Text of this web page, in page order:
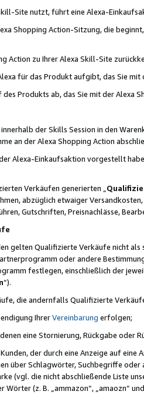
Site nutzt, führt eine Alexa-
Shopping Action-Sitzung, die
Action zu Ihrer Alexa Skill-Site
für das Produkt aufgibt, das Sie mit
des Produkts ab, das Sie mit der Alexa
der Skills Session in den
an der Alexa Shopping Action
Alexa-Einkaufsaktion vorgestellt
Verkäufen generierten „
abzüglich etwaiger
Gutschriften, Preisnachlässe,
gelten Qualifizierte Verkäufe nicht
oder andere
festlegen, einschließlich der
“).
die andernfalls Qualifizierte
IhrerVereinbarung erfolgen;
eine Stornierung, Rückgabe oder
der durch eine Anzeige auf
über Schlagwörter, Suchbegriffe
(vgl. die nicht abschließende Liste
Wörter (z. B. „ammazon“, „amaozn“